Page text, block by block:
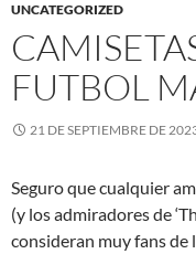
UNCATEGORIZED
FUTBOL
21 DE SEPTIEMBRE DE
Seguro que cualquier
(y los admiradores de
consideran muy fans de